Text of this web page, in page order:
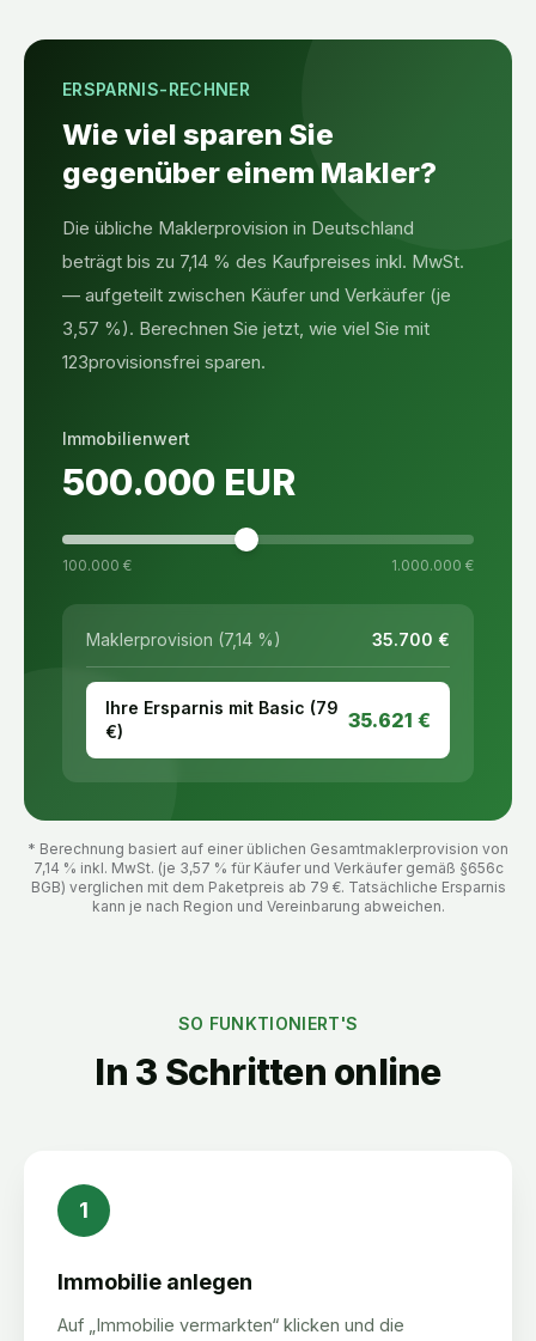
ERSPARNIS-RECHNER
Wie viel sparen Sie
gegenüber einem Makler?
Die übliche Maklerprovision in Deutschland
beträgt bis zu 7,14 % des Kaufpreises inkl. MwSt.
— aufgeteilt zwischen Käufer und Verkäufer (je
3,57 %). Berechnen Sie jetzt, wie viel Sie mit
123provisionsfrei sparen.
Immobilienwert
500.000 EUR
100.000 € 1.000.000 €
Maklerprovision (7,14 %) 35.700 €
Ihre Ersparnis mit Basic (79
€)
35.621 €
* Berechnung basiert auf einer üblichen Gesamtmaklerprovision von
7,14 % inkl. MwSt. (je 3,57 % für Käufer und Verkäufer gemäß §656c
BGB) verglichen mit dem Paketpreis ab 79 €. Tatsächliche Ersparnis
kann je nach Region und Vereinbarung abweichen.
SO FUNKTIONIERT'S
In 3 Schritten online
1
Immobilie anlegen
Auf „Immobilie vermarkten“ klicken und die